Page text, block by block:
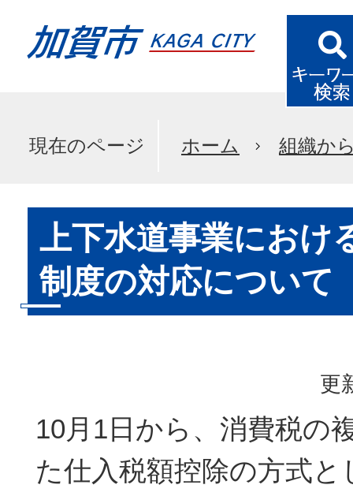
現在のページ ホーム 組織か
上下水道事業におけ
制度の対応について
更
10月1日から、消費税の
た仕入税額控除の方式